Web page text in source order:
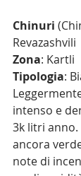
Chinuri
Revazashvili
Zona: Kartli
Tipologia:
intenso e
3k litri
ancora
note di